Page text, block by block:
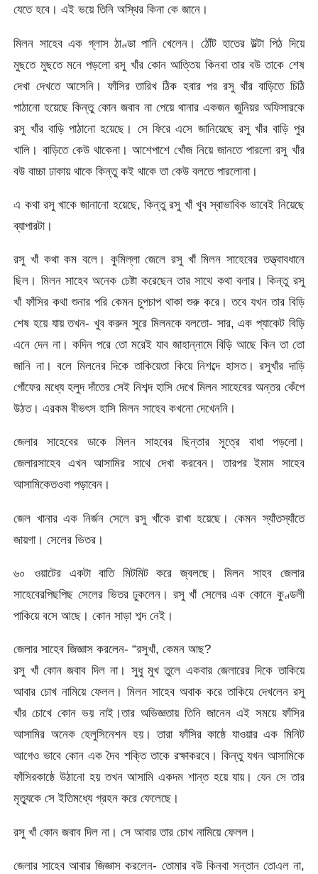
যেতে হবে। এই ভয়ে তিনি অস্থির কিনা কে জানে।
মিলন সাহেব এক গ্লাস ঠাণ্ডা পানি খেলেন। ঠোঁট হাতের উল্টা পিঠ দিয়ে
মুছতে মুছতে মনে পড়লো রসু খাঁর কোন আত্তিয় কিনবা তার বউ তাকে শেষ
দেখা দেখতে আসেনি। ফাঁসির তারিখ ঠিক হবার পর রসু খাঁর বাড়িতে চিঠি
পাঠানো হয়েছে কিন্তু কোন জবাব না পেয়ে থানার একজন জুনিয়র অফিসারকে
রসু খাঁর বাড়ি পাঠানো হয়েছে। সে ফিরে এসে জানিয়েছে রসু খাঁর বাড়ি পুর
খালি। বাড়িতে কেউ থাকেনা। আশেপাশে খোঁজ নিয়ে জানতে পারলো রসু খাঁর
বউ বাচ্চা ঢাকায় থাকে কিন্তু কই থাকে তা কেউ বলতে পারলোনা।
এ কথা রসু খাকে জানানো হয়েছে, কিন্তু রসু খাঁ খুব স্বাভাবিক ভাবেই নিয়েছে
ব্যাপারটা।
রসু খাঁ কথা কম বলে। কুমিল্লা জেলে রসু খাঁ মিলন সাহেবের তত্ত্বাবধানে
ছিল। মিলন সাহেব অনেক চেষ্টা করেছেন তার সাথে কথা বলার। কিন্তু রসু
খাঁ ফাঁসির কথা শুনার পরি কেমন চুপচাপ থাকা শুরু করে। তবে যখন তার বিড়ি
শেষ হয়ে যায় তখন- খুব করুন সুরে মিলনকে বলতো- সার, এক প্যাকেট বিড়ি
এনে দেন না। কদিন পরে তো মরেই যাব জাহান্নামে বিড়ি আছে কিন তা তো
জানি না। বলে মিলনের দিকে তাকিয়েতা কিয়ে নিশব্দে হাসত। রসুখাঁর দাড়ি
গোঁফের মধ্যে হলুদ দাঁতের সেই নিশব্দ হাসি দেখে মিলন সাহেবের অন্তর কেঁপে
উঠত। এরকম বীভৎস হাসি মিলন সাহেব কখনো দেখেননি।
জেলার সাহেবের ডাকে মিলন সাহবের ছিন্তার সূত্রে বাধা পড়লো।
জেলারসাহেব এখন আসামির সাথে দেখা করবেন। তারপর ইমাম সাহেব
আসামিকেতওবা পড়াবেন।
জেল খানার এক নির্জন সেলে রসু খাঁকে রাখা হয়েছে। কেমন স্যাঁতস্যাঁতে
জায়গা। সেলের ভিতর।
৬০ ওয়াটের একটা বাতি মিটমিট করে জ্বলছে। মিলন সাহব জেলার
সাহেবেরপিছপিছ সেলের ভিতর ঢুকলেন। রসু খাঁ সেলের এক কোনে কুণ্ডলী
পাকিয়ে বসে আছে। কোন সাড়া শব্দ নেই।
জেলার সাহেব জিজ্ঞাস করলেন- “রসুখাঁ, কেমন আছ?
রসু খাঁ কোন জবাব দিল না। সুধু মুখ তুলে একবার জেলারের দিকে তাকিয়ে
আবার চোখ নামিয়ে ফেলল। মিলন সাহেব অবাক করে তাকিয়ে দেখলেন রসু
খাঁর চোখে কোন ভয় নাই।তার অভিজ্ঞতায় তিনি জানেন এই সময়ে ফাঁসির
আসামির অনেক হেলুসিনেশন হয়। তারা ফাঁসির কাষ্ঠে যাওয়ার এক মিনিট
আগেও ভাবে কোন এক দৈব শক্তি তাকে রক্ষাকরবে। কিন্তু যখন আসামিকে
ফাঁসিরকাষ্ঠে উঠানো হয় তখন আসামি একদম শান্ত হয়ে যায়। যেন সে তার
মৃত্যুকে সে ইতিমধ্যে গ্রহন করে ফেলেছে।
রসু খাঁ কোন জবাব দিল না। সে আবার তার চোখ নামিয়ে ফেলল।
জেলার সাহেব আবার জিজ্ঞাস করলেন- তোমার বউ কিনবা সন্তান তোএল না,